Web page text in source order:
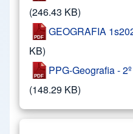
(246.43 KB)
GEOGRAFIA
KB)
PPG-Geografia -
(148.29 KB)